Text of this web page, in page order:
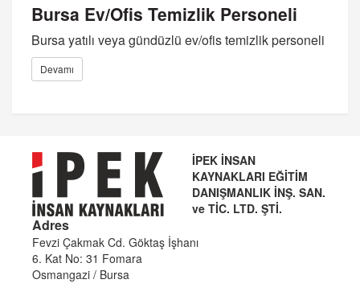
Bursa Ev/Ofis Temizlik Personeli
Bursa yatılı veya gündüzlü ev/ofis temizlik personeli
Devamı
İPEK İNSAN
KAYNAKLARI EĞİTİM
DANIŞMANLIK İNŞ. SAN.
ve TİC. LTD. ŞTİ.
Adres
Fevzi Çakmak Cd. Göktaş İşhanı
6. Kat No: 31 Fomara
Osmangazi / Bursa